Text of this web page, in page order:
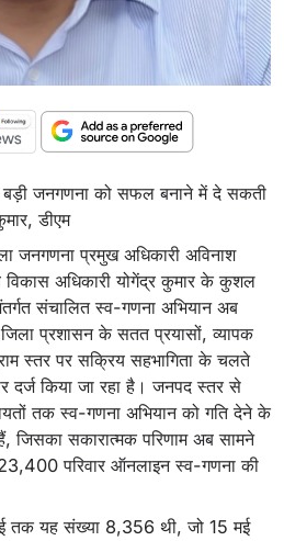
बड़ी जनगणना को सफल बनाने में दे सकती
डीएम
जनगणना प्रमुख अधिकारी अविनाश
विकास अधिकारी योगेंद्र कुमार के कुशल
संचालित स्व-गणना अभियान अब
प्रशासन के सतत प्रयासों, व्यापक
स्तर पर सक्रिय सहभागिता के चलते
दर्ज किया जा रहा है। जनपद स्तर से
तक स्व-गणना अभियान को गति देने के
जिसका सकारात्मक परिणाम अब सामने
परिवार ऑनलाइन स्व-गणना की
तक यह संख्या 8,356 थी, जो 15 मई